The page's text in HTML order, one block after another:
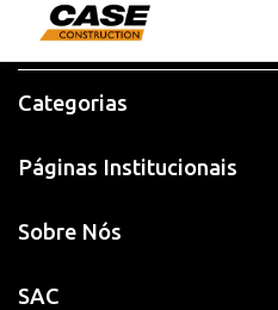
Categorias
Páginas Institucionais
Sobre Nós
SAC